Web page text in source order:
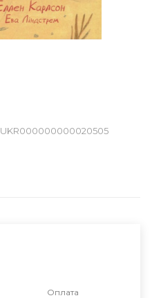
UKR000000000020505
Оплата